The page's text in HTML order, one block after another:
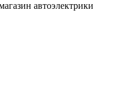
автоэлектрики